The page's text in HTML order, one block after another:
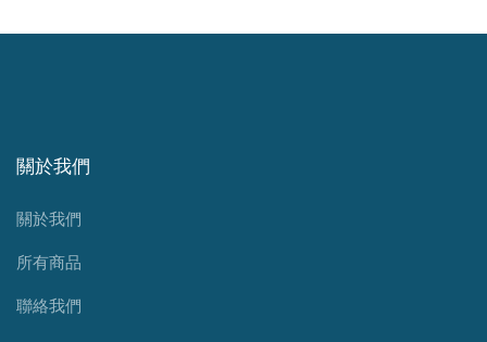
關於我們
關於我們
所有商品
聯絡我們